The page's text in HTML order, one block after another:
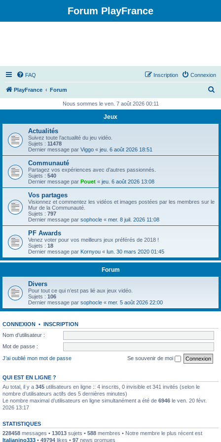
Forum PlayFrance
FAQ Connexion
Inscription
PlayFrance Forum
h
Nous sommes le ven. 7 août 2026 00:11
Jeux
Actualités
Suivez toute l’actualité du jeu vidéo.
Sujets : 11478
Dernier message par Viggo « jeu. 6 août 2026 18:51
Communauté
Partagez vos expériences avec d’autres passionnés.
Sujets : 540
Dernier message par Pouet « jeu. 6 août 2026 13:08
Vos partages
Visionnez et commentez les vidéos et images postées par les membres sur le
Mur de la Communauté.
Sujets : 797
Dernier message par sophocle « mer. 8 juil. 2026 11:08
PF Awards
Venez voter pour vos meilleurs jeux préférés de 2018 !
Sujets : 18
Dernier message par Kornyou « lun. 30 mars 2020 01:45
Forum
Divers
Pour tout ce qui n’est pas lié aux jeux vidéo.
Sujets : 106
Dernier message par sophocle « mer. 5 août 2026 22:00
CONNEXION • INSCRIPTION
Nom d’utilisateur :
Mot de passe :
J’ai oublié mon mot de passe
Se souvenir de moi
QUI EST EN LIGNE ?
Au total, il y a 345 utilisateurs en ligne :: 4 inscrits, 0 invisible et 341 invités (selon le
nombre d’utilisateurs actifs des 5 dernières minutes)
Le nombre maximal d’utilisateurs en ligne simultanément a été de 6946 le ven. 20 févr.
2026 13:17
STATISTIQUES
228458 messages • 13013 sujets • 588 membres • Notre membre le plus récent est
Italianino333 • 49794 likes • 97 news promues